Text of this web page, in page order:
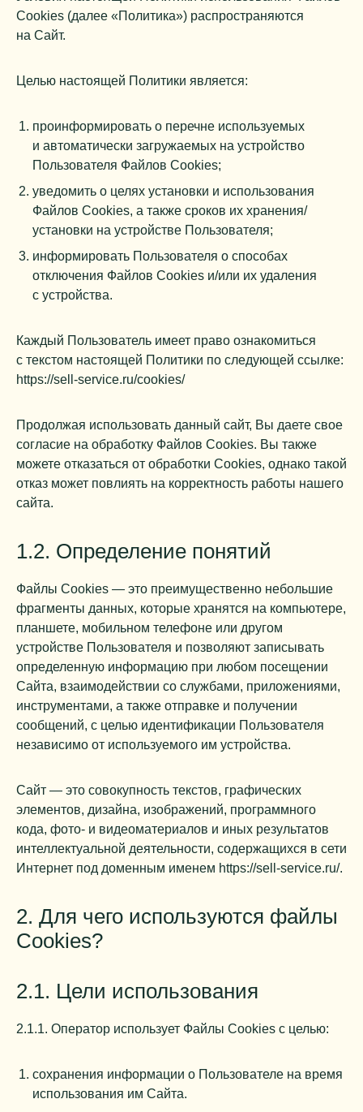
Cookies (далее «Политика») распространяются
на Сайт.
Целью настоящей Политики является:
проинформировать о перечне используемых
и автоматически загружаемых на устройство
Пользователя Файлов Cookies;
уведомить о целях установки и использования
Файлов Cookies, а также сроков их хранения/
установки на устройстве Пользователя;
информировать Пользователя о способах
отключения Файлов Cookies и/или их удаления
с устройства.
Каждый Пользователь имеет право ознакомиться
с текстом настоящей Политики по следующей ссылке:
https://sell-service.ru/cookies/
Продолжая использовать данный сайт, Вы даете свое
согласие на обработку Файлов Cookies. Вы также
можете отказаться от обработки Cookies, однако такой
отказ может повлиять на корректность работы нашего
сайта.
1.2. Определение понятий
Файлы Cookies — это преимущественно небольшие
фрагменты данных, которые хранятся на компьютере,
планшете, мобильном телефоне или другом
устройстве Пользователя и позволяют записывать
определенную информацию при любом посещении
Сайта, взаимодействии со службами, приложениями,
инструментами, а также отправке и получении
сообщений, с целью идентификации Пользователя
независимо от используемого им устройства.
Сайт — это совокупность текстов, графических
элементов, дизайна, изображений, программного
кода, фото- и видеоматериалов и иных результатов
интеллектуальной деятельности, содержащихся в сети
Интернет под доменным именем https://sell-service.ru/.
2. Для чего используются файлы
Cookies?
2.1. Цели использования
2.1.1. Оператор использует Файлы Cookies с целью:
сохранения информации о Пользователе на время
использования им Сайта.